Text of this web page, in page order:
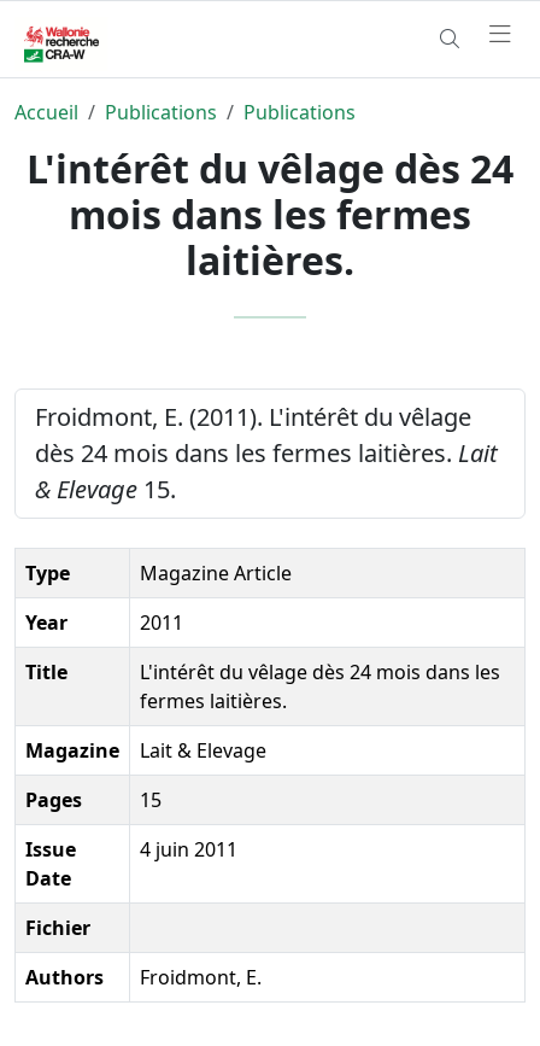
Accueil Publications Publications
L'intérêt du vêlage dès 24
mois dans les fermes
laitières.
Froidmont, E. (2011). L'intérêt du vêlage
dès 24 mois dans les fermes laitières. Lait
& Elevage 15.
Type
Magazine Article
Year
2011
Title
L'intérêt du vêlage dès 24 mois dans les
fermes laitières.
Magazine
Lait & Elevage
Pages
15
Issue
Date
4 juin 2011
Fichier
Authors
Froidmont, E.